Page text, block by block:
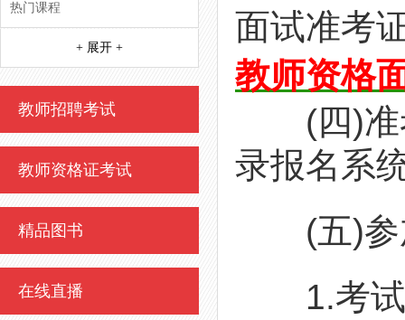
热门课程
+ 展开 +
教师招聘考试
教师资格证考试
精品图书
在线直播
面试准考
教师资格
(四)准考
录报名系
(五)参
1.考试